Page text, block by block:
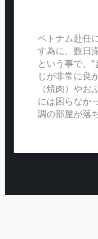
ベトナム赴任
す為に、数日
という事で、
じが非常に良
（焼肉）や
には困らなか
調の部屋が落